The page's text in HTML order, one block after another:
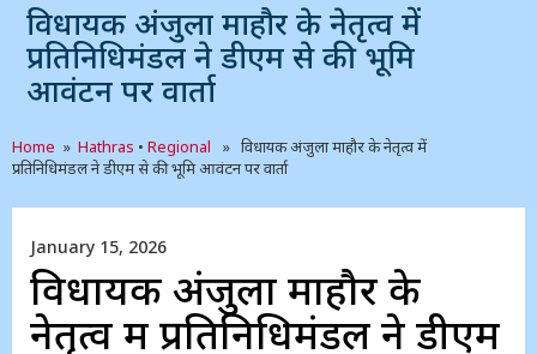
विधायक अंजुला माहौर के नेतृत्व में
प्रतिनिधिमंडल ने डीएम से की भूमि
आवंटन पर वार्ता
Home » Hathras • Regional » विधायक अंजुला माहौर के नेतृत्व में
प्रतिनिधिमंडल ने डीएम से की भूमि आवंटन पर वार्ता
January 15, 2026
विधायक अंजुला माहौर के
नेतृत्व में प्रतिनिधिमंडल ने डीएम